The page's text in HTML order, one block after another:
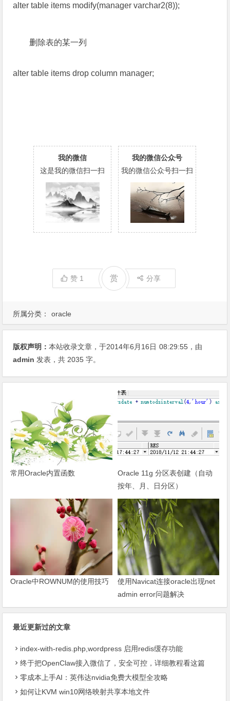
所属分类： oracle
alter table items modify(manager varchar2(8));
删除表的某一列
alter table items drop column manager;
我的微信
这是我的微信扫一扫
我的微信公众号
我的微信公众号扫一扫
赞 1 赏 分享
版权声明：本站收录文章，于2014年6月16日 08:29:55 ，由
admin 发表，共 2035 字。
常用Oracle内置函数
Oracle 11g 分区表创建（自动
按年、月、日分区）
Oracle中ROWNUM的使用技巧
使用Navicat连接oracle出现net
admin error问题解决
最近更新过的文章
index-with-redis.php,wordpress 启用redis缓存功能
终于把OpenClaw接入微信了，安全可控，详细教程看这篇
零成本上手AI：英伟达nvidia免费大模型全攻略
如何让KVM win10网络映射共享本地文件